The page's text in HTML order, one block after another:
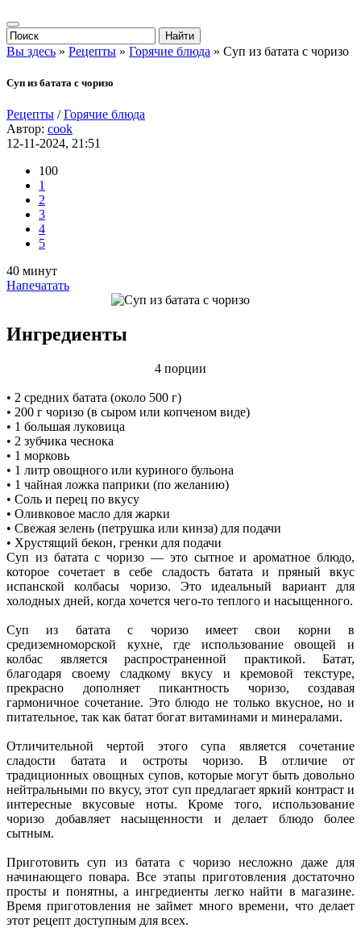
Вы здесь » Рецепты » Горячие блюда » Суп из батата с чоризо
Суп из батата с чоризо
Рецепты /Горячие блюда
Автор: cook
12-11-2024, 21:51
100
1
2
3
4
5
40 минут
Напечатать
Ингредиенты
4 порции
• 2 средних батата (около 500 г)
• 200 г чоризо (в сыром или копченом виде)
• 1 большая луковица
• 2 зубчика чеснока
• 1 морковь
• 1 литр овощного или куриного бульона
• 1 чайная ложка паприки (по желанию)
• Соль и перец по вкусу
• Оливковое масло для жарки
• Свежая зелень (петрушка или кинза) для подачи
• Хрустящий бекон, гренки для подачи
Суп из батата с чоризо — это сытное и ароматное блюдо,
которое сочетает в себе сладость батата и пряный вкус
испанской колбасы чоризо. Это идеальный вариант для
холодных дней, когда хочется чего-то теплого и насыщенного.
Суп из батата с чоризо имеет свои корни в
средиземноморской кухне, где использование овощей и
колбас является распространенной практикой. Батат,
благодаря своему сладкому вкусу и кремовой текстуре,
прекрасно дополняет пикантность чоризо, создавая
гармоничное сочетание. Это блюдо не только вкусное, но и
питательное, так как батат богат витаминами и минералами.
Отличительной чертой этого супа является сочетание
сладости батата и остроты чоризо. В отличие от
традиционных овощных супов, которые могут быть довольно
нейтральными по вкусу, этот суп предлагает яркий контраст и
интересные вкусовые ноты. Кроме того, использование
чоризо добавляет насыщенности и делает блюдо более
сытным.
Приготовить суп из батата с чоризо несложно даже для
начинающего повара. Все этапы приготовления достаточно
просты и понятны, а ингредиенты легко найти в магазине.
Время приготовления не займет много времени, что делает
этот рецепт доступным для всех.